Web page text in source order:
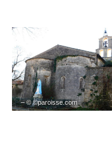
– © ©paroisse.com